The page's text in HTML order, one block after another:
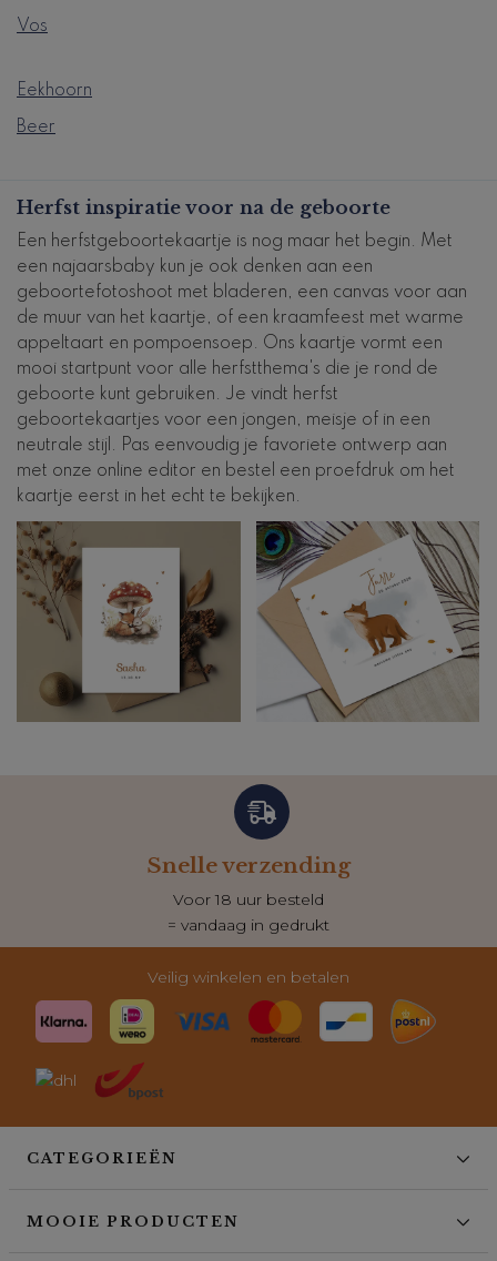
Vos
Eekhoorn
Beer
Herfst inspiratie voor na de geboorte
Een herfstgeboortekaartje is nog maar het begin. Met
een najaarsbaby kun je ook denken aan een
geboortefotoshoot met bladeren, een canvas voor aan
de muur van het kaartje, of een kraamfeest met warme
appeltaart en pompoensoep. Ons kaartje vormt een
mooi startpunt voor alle herfstthema's die je rond de
geboorte kunt gebruiken. Je vindt herfst
geboortekaartjes voor een jongen, meisje of in een
neutrale stijl. Pas eenvoudig je favoriete ontwerp aan
met onze online editor en bestel een proefdruk om het
kaartje eerst in het echt te bekijken.
Snelle verzending
Voor 18 uur besteld
= vandaag in gedrukt
Veilig winkelen en betalen
CATEGORIEËN
MOOIE PRODUCTEN